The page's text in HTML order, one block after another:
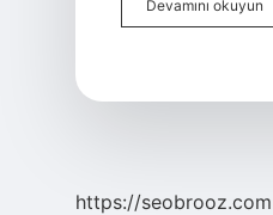
Devamını okuyun
https://seobrooz.com